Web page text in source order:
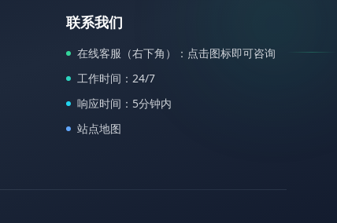
联系我们
在线客服（右下角）：点击图标即可咨询
工作时间：24/7
响应时间：5分钟内
站点地图